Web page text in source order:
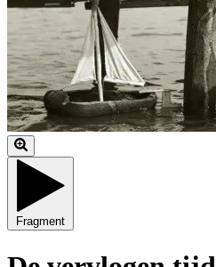
Fragment